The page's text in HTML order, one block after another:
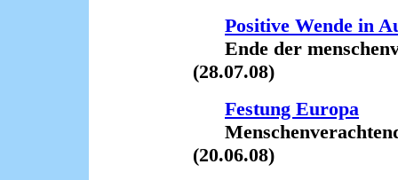
Positive Wende in
Ende der
(28.07.08)
Festung Europa
(20.06.08)